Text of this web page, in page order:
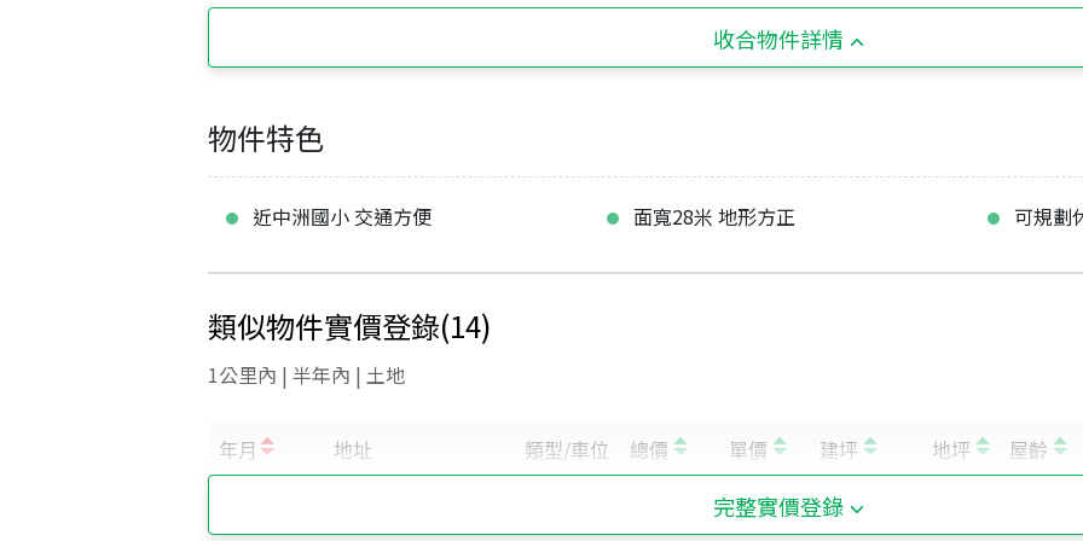
收合物件詳情
物件特色
近中洲國小 交通方便 面寬28米 地形方正 可規劃
類似物件實價登錄(14)
1公里內 | 半年內 | 土地
完整實價登錄